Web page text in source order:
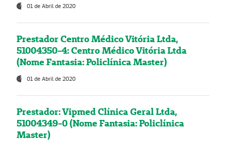
01 de Abril de 2020
Prestador Centro Médico Vitória Ltda,
51004350-4: Centro Médico Vitória Ltda
(Nome Fantasia: Policlínica Master)
01 de Abril de 2020
Prestador: Vipmed Clínica Geral Ltda,
51004349-0 (Nome Fantasia: Policlínica
Master)